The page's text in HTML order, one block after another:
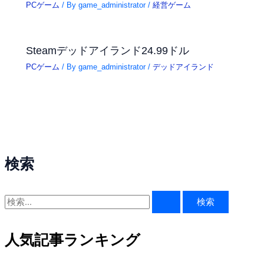
検索
検
対
象
人気記事ランキング
PCゲーム / Bygame_administrator/経営ゲーム
Steamデッドアイランド24.99ドル
PCゲーム / Bygame_administrator/デッドアイランド